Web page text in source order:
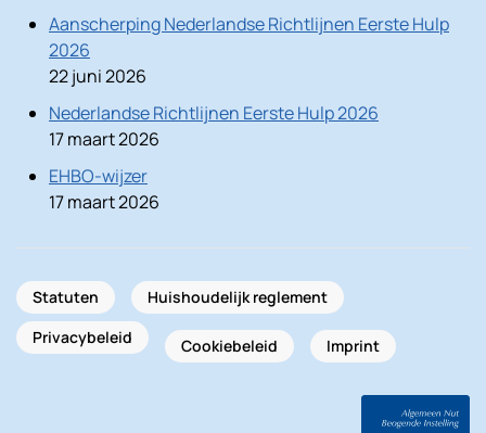
Aanscherping Nederlandse Richtlijnen Eerste Hulp
2026
22 juni 2026
Nederlandse Richtlijnen Eerste Hulp 2026
17 maart 2026
EHBO-wijzer
17 maart 2026
Statuten
Huishoudelijk reglement
Privacybeleid
Cookiebeleid Imprint